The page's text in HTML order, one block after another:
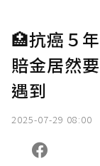
🏥抗癌５
賠金居然
遇到
2025-07-29 08:00